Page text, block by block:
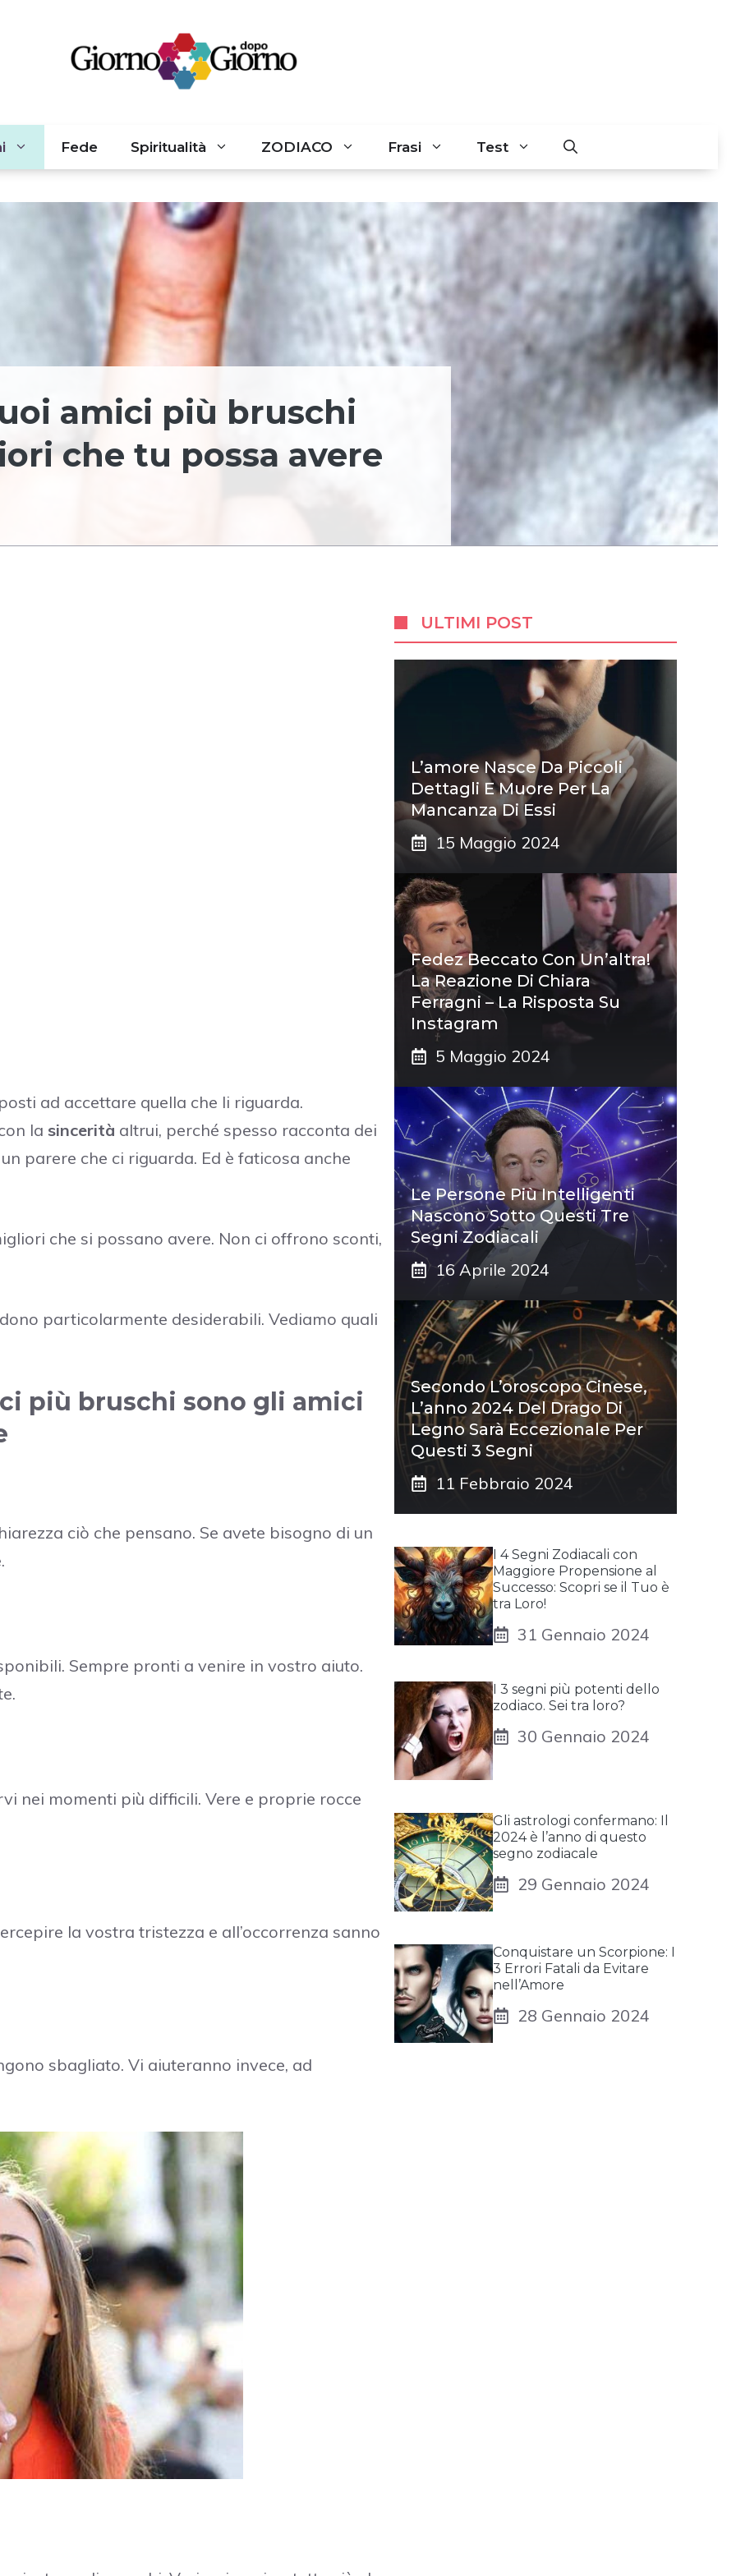
Fede Spiritualità ZODIACO Frasi Test
amici più bruschi
che tu possa avere
ad accettare quella che li riguarda.
la sincerità altrui, perché spesso racconta dei
parere che ci riguarda. Ed è faticosa anche
che si possano avere. Non ci offrono sconti,
particolarmente desiderabili. Vediamo quali
più bruschi sono gli amici
ciò che pensano. Se avete bisogno di un
Sempre pronti a venire in vostro aiuto.
nei momenti più difficili. Vere e proprie rocce
la vostra tristezza e all’occorrenza sanno
sbagliato. Vi aiuteranno invece, ad
ULTIMI POST
L’amore Nasce Da Piccoli
Dettagli E Muore Per La
Mancanza Di Essi
15 Maggio 2024
Fedez Beccato Con Un’altra!
La Reazione Di Chiara
Ferragni – La Risposta Su
Instagram
5 Maggio 2024
Le Persone Più Intelligenti
Nascono Sotto Questi Tre
Segni Zodiacali
16 Aprile 2024
Secondo L’oroscopo Cinese,
L’anno 2024 Del Drago Di
Legno Sarà Eccezionale Per
Questi 3 Segni
11 Febbraio 2024
I 4 Segni Zodiacali con
Maggiore Propensione al
Successo: Scopri se il Tuo è
tra Loro!
31 Gennaio 2024
I 3 segni più potenti dello
zodiaco. Sei tra loro?
30 Gennaio 2024
Gli astrologi confermano: Il
2024 è l’anno di questo
segno zodiacale
29 Gennaio 2024
Conquistare un Scorpione: I
3 Errori Fatali da Evitare
nell’Amore
28 Gennaio 2024